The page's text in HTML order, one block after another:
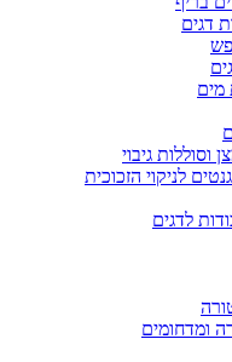
דגים
מים
גיבוי
לניקוי הזכוכית
לדגים
ומדחומים